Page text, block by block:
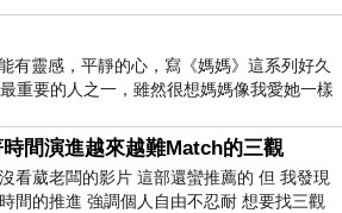
家庭，但裡面並沒有住著真
，重新再來。我還有那份氣
生子，成家立業，這些或者都
她是我的最愛．．．，有津對
有靈感，平靜的心，寫《媽媽》這系列好久
重要的人之一，雖然很想媽媽像我愛她一樣
時間演進越來越難Match的三觀
看葳老闆的影片 這部還蠻推薦的 但 我發現
間的推進 強調個人自由不忍耐 想要找三觀